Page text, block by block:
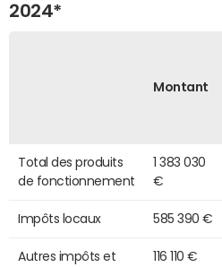
2024*
Montant
Total des produits
de fonctionnement
1 383 030
€
Impôts locaux 585 390 €
Autres impôts et
116 110 €